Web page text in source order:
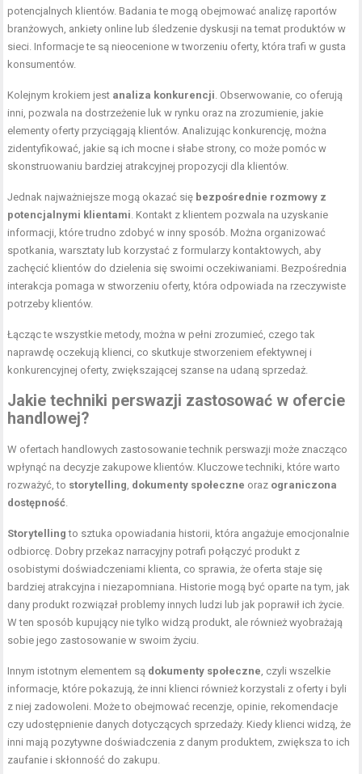
potencjalnych klientów. Badania te mogą obejmować analizę raportów
branżowych, ankiety online lub śledzenie dyskusji na temat produktów w
sieci. Informacje te są nieocenione w tworzeniu oferty, która trafi w gusta
konsumentów.
Kolejnym krokiem jest analiza konkurencji . Obserwowanie, co oferują
inni, pozwala na dostrzeżenie luk w rynku oraz na zrozumienie, jakie
elementy oferty przyciągają klientów. Analizując konkurencję, można
zidentyfikować, jakie są ich mocne i słabe strony, co może pomóc w
skonstruowaniu bardziej atrakcyjnej propozycji dla klientów.
Jednak najważniejsze mogą okazać się bezpośrednie rozmowy z
potencjalnymi klientami . Kontakt z klientem pozwala na uzyskanie
informacji, które trudno zdobyć w inny sposób. Można organizować
spotkania, warsztaty lub korzystać z formularzy kontaktowych, aby
zachęcić klientów do dzielenia się swoimi oczekiwaniami. Bezpośrednia
interakcja pomaga w stworzeniu oferty, która odpowiada na rzeczywiste
potrzeby klientów.
Łącząc te wszystkie metody, można w pełni zrozumieć, czego tak
naprawdę oczekują klienci, co skutkuje stworzeniem efektywnej i
konkurencyjnej oferty, zwiększającej szanse na udaną sprzedaż.
Jakie techniki perswazji zastosować w ofercie
handlowej?
W ofertach handlowych zastosowanie technik perswazji może znacząco
wpłynąć na decyzje zakupowe klientów. Kluczowe techniki, które warto
rozważyć, to storytelling dokumenty społeczne oraz ograniczona
dostępność
Storytelling to sztuka opowiadania historii, która angażuje emocjonalnie
odbiorcę. Dobry przekaz narracyjny potrafi połączyć produkt z
osobistymi doświadczeniami klienta, co sprawia, że oferta staje się
bardziej atrakcyjna i niezapomniana. Historie mogą być oparte na tym, jak
dany produkt rozwiązał problemy innych ludzi lub jak poprawił ich życie.
W ten sposób kupujący nie tylko widzą produkt, ale również wyobrażają
sobie jego zastosowanie w swoim życiu.
Innym istotnym elementem są dokumenty społeczne , czyli wszelkie
informacje, które pokazują, że inni klienci również korzystali z oferty i byli
z niej zadowoleni. Może to obejmować recenzje, opinie, rekomendacje
czy udostępnienie danych dotyczących sprzedaży. Kiedy klienci widzą, że
inni mają pozytywne doświadczenia z danym produktem, zwiększa to ich
zaufanie i skłonność do zakupu.